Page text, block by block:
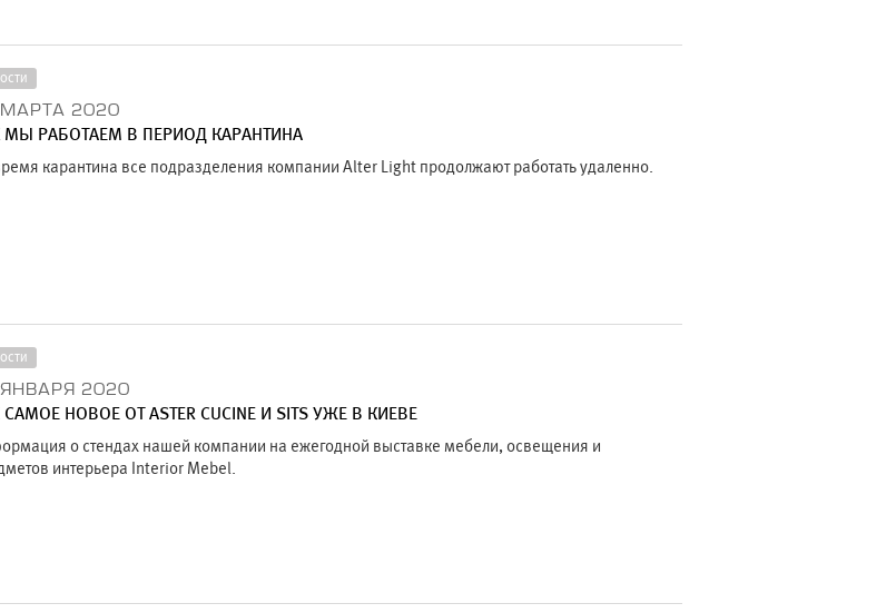
2020
МЫ РАБОТАЕМ В ПЕРИОД КАРАНТИНА
карантина все подразделения компании Alter Light продолжают работать удаленно.
2020
САМОЕ НОВОЕ ОТ ASTER CUCINE И SITS УЖЕ В КИЕВЕ
о стендах нашей компании на ежегодной выставке мебели, освещения и
интерьера Interior Mebel.